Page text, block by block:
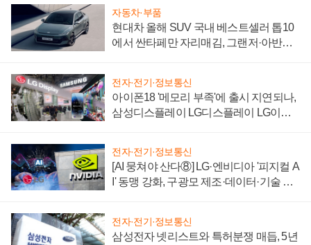
자동차·부품
현대차 올해 SUV 국내 베스트셀러 톱10
에서 싼타페만 자리매김, 그랜저·아반떼
전자·전기·정보통신
아이폰18 '메모리 부족'에 출시 지연되나,
삼성디스플레이 LG디스플레이 LG이노
전자·전기·정보통신
[AI 뭉쳐야 산다⑧] LG·엔비디아 '피지컬 A
I' 동맹 강화, 구광모 제조·데이터·기술 결
전자·전기·정보통신
삼성전자 넷리스트와 특허분쟁 매듭, 5년